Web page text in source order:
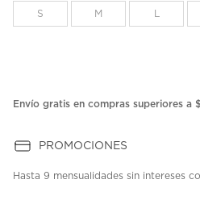
S M
Envío gratis en compras superiores a
PROMOCIONES
Hasta 9 mensualidades sin intereses